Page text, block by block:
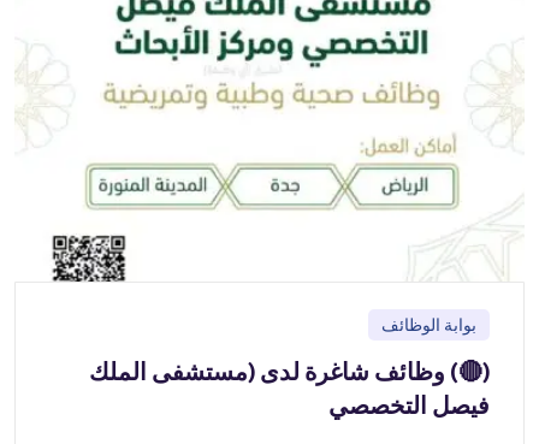
بوابة الوظائف
(🔴) وظائف شاغرة لدى (مستشفى الملك
فيصل التخصصي